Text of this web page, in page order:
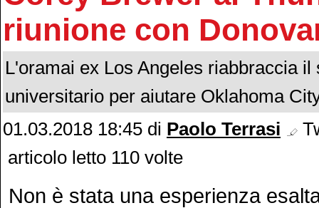
riunione con
L'oramai ex Los Angeles riabbraccia il
universitario per aiutare Oklahoma
01.03.2018 18:45 di Paolo Terrasi
articolo letto 110 volte
Non è stata una esperienza